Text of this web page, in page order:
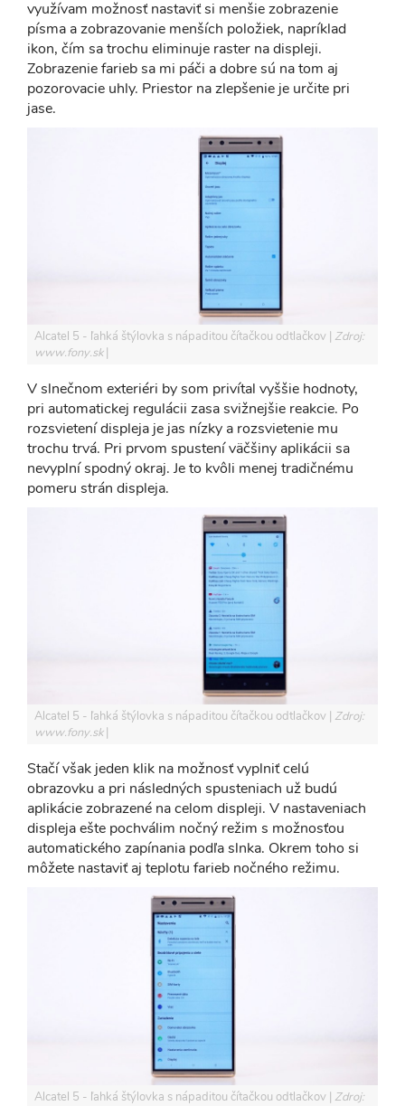
využívam možnosť nastaviť si menšie zobrazenie
písma a zobrazovanie menších položiek, napríklad
ikon, čím sa trochu eliminuje raster na displeji.
Zobrazenie farieb sa mi páči a dobre sú na tom aj
pozorovacie uhly. Priestor na zlepšenie je určite pri
jase.
Alcatel 5 - ľahká štýlovka s nápaditou čítačkou odtlačkov Zdroj:
www.fony.sk
V slnečnom exteriéri by som privítal vyššie hodnoty,
pri automatickej regulácii zasa svižnejšie reakcie. Po
rozsvietení displeja je jas nízky a rozsvietenie mu
trochu trvá. Pri prvom spustení väčšiny aplikácii sa
nevyplní spodný okraj. Je to kvôli menej tradičnému
pomeru strán displeja.
Alcatel 5 - ľahká štýlovka s nápaditou čítačkou odtlačkov Zdroj:
www.fony.sk
Stačí však jeden klik na možnosť vyplniť celú
obrazovku a pri následných spusteniach už budú
aplikácie zobrazené na celom displeji. V nastaveniach
displeja ešte pochválim nočný režim s možnosťou
automatického zapínania podľa slnka. Okrem toho si
môžete nastaviť aj teplotu farieb nočného režimu.
Alcatel 5 - ľahká štýlovka s nápaditou čítačkou odtlačkov Zdroj: